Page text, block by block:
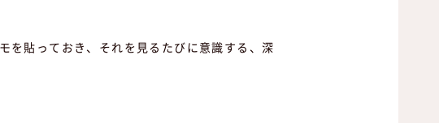
を貼っておき、それを見るたびに意識する、深